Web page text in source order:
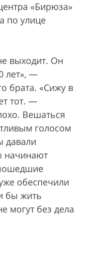
«Бирюза»
по улице
выходит. Он
лет», —
брата. «Сижу в
тот. —
Вешаться
голосом
давали
начинают
обеспечили
бы жить
могут без дела